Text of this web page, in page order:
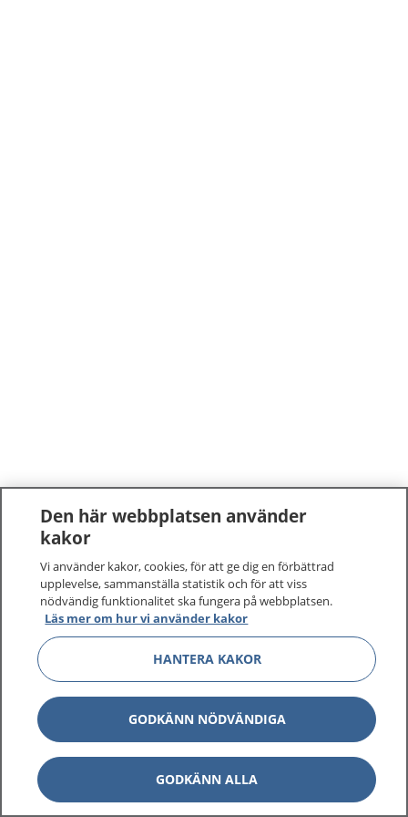
Den här webbplatsen använder
kakor
Vi använder kakor, cookies, för att ge dig en förbättrad
upplevelse, sammanställa statistik och för att viss
nödvändig funktionalitet ska fungera på webbplatsen.
Läs mer om hur vi använder kakor
HANTERA KAKOR
GODKÄNN NÖDVÄNDIGA
GODKÄNN ALLA